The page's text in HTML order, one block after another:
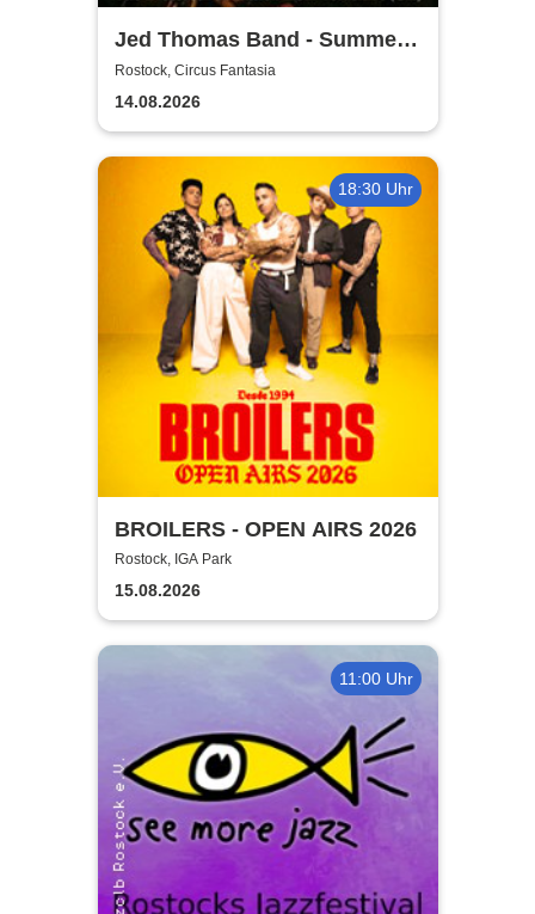
Jed Thomas Band - Summer
Tour 2026
Rostock, Circus Fantasia
14.08.2026
18:30 Uhr
BROILERS - OPEN AIRS 2026
Rostock, IGA Park
15.08.2026
11:00 Uhr